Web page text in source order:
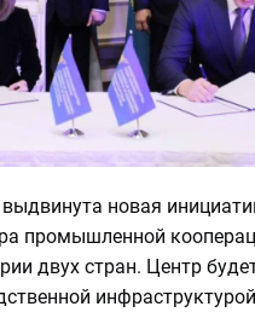
новая
промышленной
двух стран. Центр